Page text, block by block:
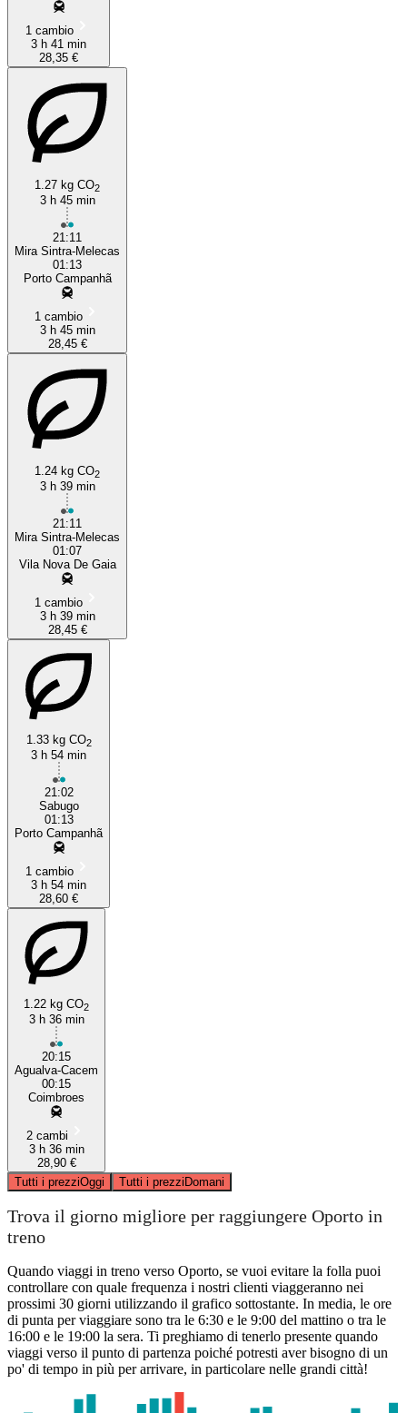
1 cambio
3 h 41 min
28,35 €
1.27 kg CO2
3 h 45 min
21:11
Mira Sintra-Melecas
01:13
Porto Campanhã
1 cambio
3 h 45 min
28,45 €
1.24 kg CO2
3 h 39 min
21:11
Mira Sintra-Melecas
01:07
Vila Nova De Gaia
1 cambio
3 h 39 min
28,45 €
1.33 kg CO2
3 h 54 min
21:02
Sabugo
01:13
Porto Campanhã
1 cambio
3 h 54 min
28,60 €
1.22 kg CO2
3 h 36 min
20:15
Agualva-Cacem
00:15
Coimbroes
2 cambi
3 h 36 min
28,90 €
Tutti i prezziOggi Tutti i prezziDomani
Trova il giorno migliore per raggiungere Oporto in
treno
Quando viaggi in treno verso Oporto, se vuoi evitare la folla puoi
controllare con quale frequenza i nostri clienti viaggeranno nei
prossimi 30 giorni utilizzando il grafico sottostante. In media, le ore
di punta per viaggiare sono tra le 6:30 e le 9:00 del mattino o tra le
16:00 e le 19:00 la sera. Ti preghiamo di tenerlo presente quando
viaggi verso il punto di partenza poiché potresti aver bisogno di un
po' di tempo in più per arrivare, in particolare nelle grandi città!